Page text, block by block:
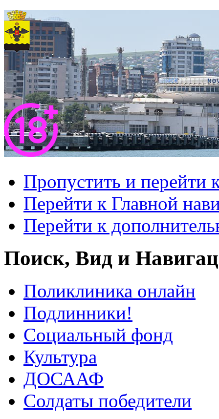
Пропустить и перейти
Перейти к Главной
Перейти к
Поиск, Вид и
Поликлиника онлайн
Подлинники!
Социальный фонд
Культура
ДОСААФ
Солдаты победители